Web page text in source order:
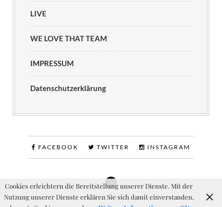
LIVE
WE LOVE THAT TEAM
IMPRESSUM
Datenschutzerklärung
FACEBOOK TWITTER INSTAGRAM
Cookies erleichtern die Bereitstellung unserer Dienste. Mit der
Nutzung unserer Dienste erklären Sie sich damit einverstanden,